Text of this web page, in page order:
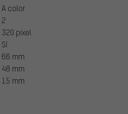
A color
2
320 pixel
Sí
66 mm
48 mm
15 mm